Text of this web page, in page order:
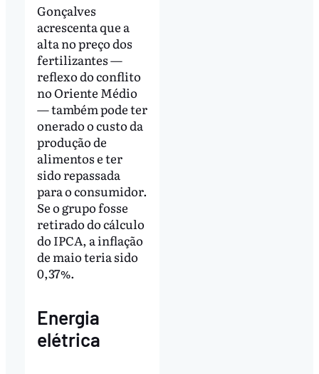
Gonçalves
acrescenta que a
alta no preço dos
fertilizantes —
reflexo do conflito
no Oriente Médio
— também pode ter
onerado o custo da
produção de
alimentos e ter
sido repassada
para o consumidor.
Se o grupo fosse
retirado do cálculo
do IPCA, a inflação
de maio teria sido
0,37%.
Energia
elétrica